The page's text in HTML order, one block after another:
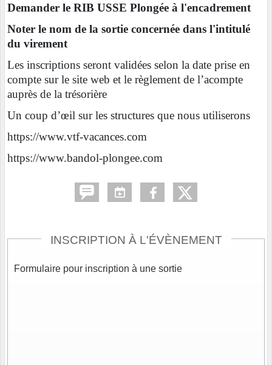
Demander le RIB USSE Plongée à l'encadrement
Noter le nom de la sortie concernée dans l'intitulé
du virement
Les inscriptions seront validées selon la date prise en
compte sur le site web et le règlement de l’acompte
auprès de la trésorière
Un coup d’œil sur les structures que nous utiliserons
https://www.vtf-vacances.com
https://www.bandol-plongee.com
INSCRIPTION À L'ÉVÈNEMENT
Formulaire pour inscription à une sortie